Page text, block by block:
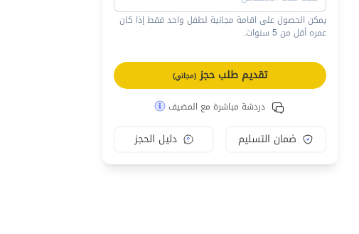
يمكن الحصول على اقامة مجانية لطفل واحد فقط إذا كان
عمره أقل من 5 سنوات.
تقديم طلب حجز(مجاني)
دردشة مباشرة مع المضيف
ضمان التسليم دليل الحجز